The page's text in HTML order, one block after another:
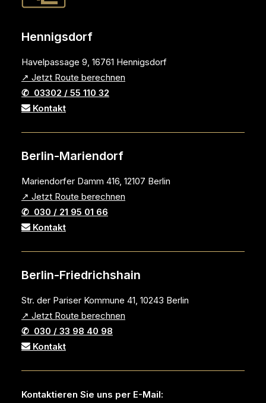
Hennigsdorf
Havelpassage 9, 16761 Hennigsdorf
↗ Jetzt Route berechnen
✆ 03302 / 55 110 32
Kontakt
Berlin-Mariendorf
Mariendorfer Damm 416, 12107 Berlin
↗ Jetzt Route berechnen
✆ 030 / 21 95 01 66
Kontakt
Berlin-Friedrichshain
Str. der Pariser Kommune 41, 10243 Berlin
↗ Jetzt Route berechnen
✆ 030 / 33 98 40 98
Kontakt
Kontaktieren Sie uns per E-Mail: